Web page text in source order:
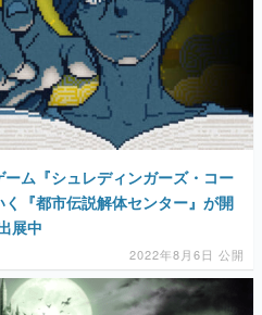
ム『シュレディンガーズ・コー
く『都市伝説解体センター』が開
展中
2022年8月6日 公開